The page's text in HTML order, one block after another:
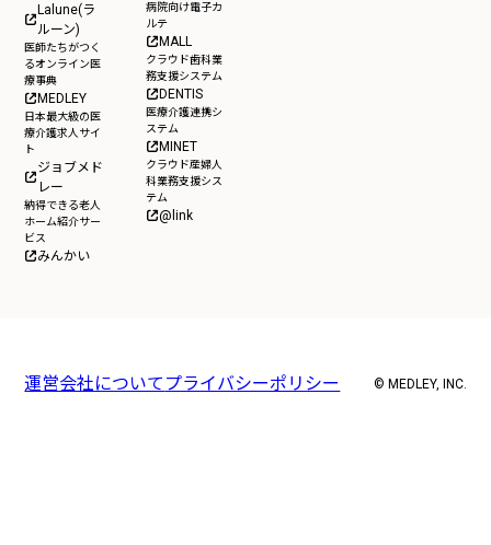
Lalune(ラ
ルーン)
医師たちがつく
るオンライン医
療事典
MEDLEY
日本最大級の医
療介護求人サイ
ト
ジョブメド
レー
納得できる老人
ホーム紹介サー
ビス
みんかい
病院向け電子カ
ルテ
MALL
クラウド歯科業
務支援システム
DENTIS
医療介護連携シ
ステム
MINET
クラウド産婦人
科業務支援シス
テム
@link
運営会社について プライバシーポリシー © MEDLEY, INC.